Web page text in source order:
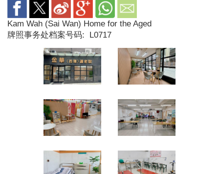
Kam Wah (Sai Wan) Home for the Aged
牌照事务处档案号码:
L0717